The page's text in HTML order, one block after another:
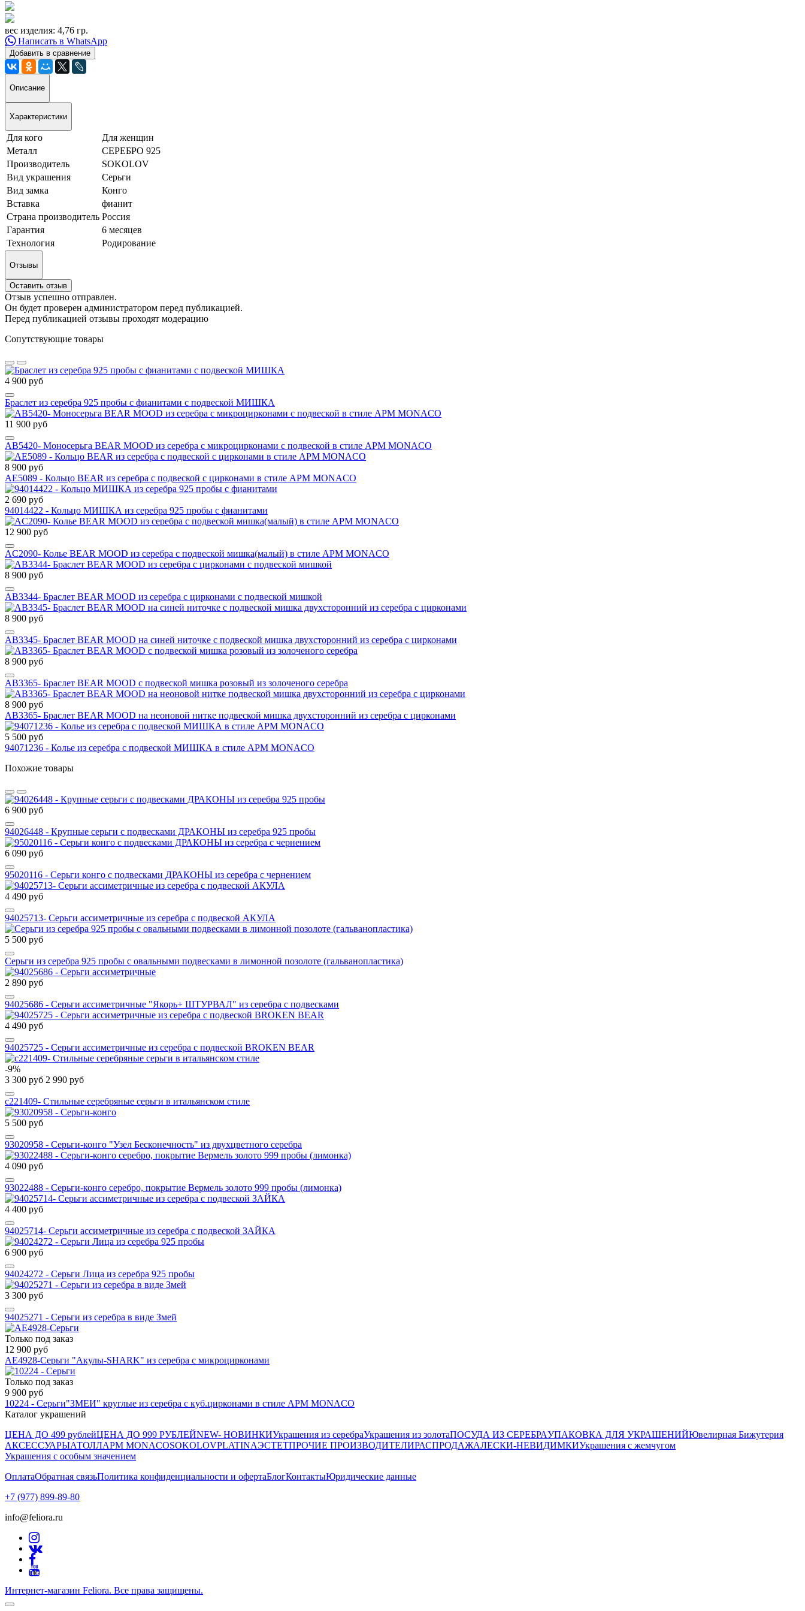
вес изделия: 4,76 гр.
Написать в WhatsApp
Добавить в сравнение
Описание
Характеристики
Для кого
Для женщин
Металл
СЕРЕБРО 925
Производитель
SOKOLOV
Вид украшения
Серьги
Вид замка
Конго
Вставка
фианит
Страна производитель Россия
Гарантия
6 месяцев
Технология
Родирование
Отзывы
Оставить отзыв
Отзыв успешно отправлен.
Он будет проверен администратором перед публикацией.
Перед публикацией отзывы проходят модерацию
Сопутствующие товары
4 900 руб
Браслет из серебра 925 пробы с фианитами с подвеской МИШКА
11 900 руб
AВ5420- Моносерьга BEAR MOOD из серебра с микроцирконами с подвеской в стиле APM MONACO
8 900 руб
AE5089 - Кольцо BEAR из серебра с подвеской с цирконами в стиле APM MONACO
2 690 руб
94014422 - Кольцо МИШКА из серебра 925 пробы с фианитами
12 900 руб
AC2090- Колье BEAR MOOD из серебра с подвеской мишка(малый) в стиле APM MONACO
8 900 руб
AB3344- Браслет BEAR MOOD из серебра с цирконами с подвеской мишкой
8 900 руб
AB3345- Браслет BEAR MOOD на синей ниточке с подвеской мишка двухсторонний из серебра с цирконами
8 900 руб
AB3365- Браслет BEAR MOOD с подвеской мишка розовый из золоченого серебра
8 900 руб
AB3365- Браслет BEAR MOOD на неоновой нитке подвеской мишка двухсторонний из серебра с цирконами
5 500 руб
94071236 - Колье из серебра с подвеской МИШКА в стиле APM MONACO
Похожие товары
6 900 руб
94026448 - Крупные серьги с подвесками ДРАКОНЫ из серебра 925 пробы
6 090 руб
95020116 - Серьги конго с подвесками ДРАКОНЫ из серебра с чернением
4 490 руб
94025713- Серьги ассиметричные из серебра с подвеской АКУЛА
5 500 руб
Серьги из серебра 925 пробы с овальными подвесками в лимонной позолоте (гальванопластика)
2 890 руб
94025686 - Серьги ассиметричные "Якорь+ ШТУРВАЛ" из серебра с подвесками
4 490 руб
94025725 - Серьги ассиметричные из серебра с подвеской BROKEN BEAR
-9%
3 300 руб 2 990 руб
с221409- Стильные серебряные серьги в итальянском стиле
5 500 руб
93020958 - Серьги-конго "Узел Бесконечность" из двухцветного серебра
4 090 руб
93022488 - Серьги-конго серебро, покрытие Вермель золото 999 пробы (лимонка)
4 400 руб
94025714- Серьги ассиметричные из серебра с подвеской ЗАЙКА
6 900 руб
94024272 - Серьги Лица из серебра 925 пробы
3 300 руб
94025271 - Серьги из серебра в виде Змей
Только под заказ
12 900 руб
AE4928-Серьги "Акулы-SHARK" из серебра с микроцирконами
Только под заказ
9 900 руб
10224 - Серьги"ЗМЕИ" круглые из серебра с куб.цирконами в стиле APM MONACO
Каталог украшений
ЦЕНА ДО 499 рублейЦЕНА ДО 999 РУБЛЕЙNEW- НОВИНКИУкрашения из серебраУкрашения из золотаПОСУДА ИЗ СЕРЕБРАУПАКОВКА ДЛЯ УКРАШЕНИЙЮвелирная Бижутерия
АКСЕССУАРЫАТОЛЛAPM MONACOSOKOLOVPLATINAЭСТЕТПРОЧИЕ ПРОИЗВОДИТЕЛИРАСПРОДАЖАЛЕСКИ-НЕВИДИМКИУкрашения с жемчугом
Украшения с особым значением
ОплатаОбратная связьПолитика конфиденциальности и офертаБлогКонтактыЮридические данные
+7 (977) 899-89-80
info@feliora.ru
Интернет-магазин Feliora. Все права защищены.